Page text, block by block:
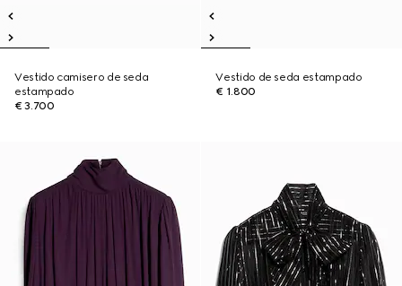
Vestido camisero de seda
estampado
€ 3.700
Vestido de seda estampado
€ 1.800